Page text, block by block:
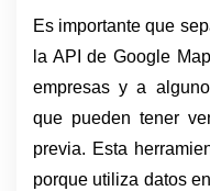
Es importante que
la API de Google
empresas y a
que pueden tener
previa. Esta
porque utiliza datos